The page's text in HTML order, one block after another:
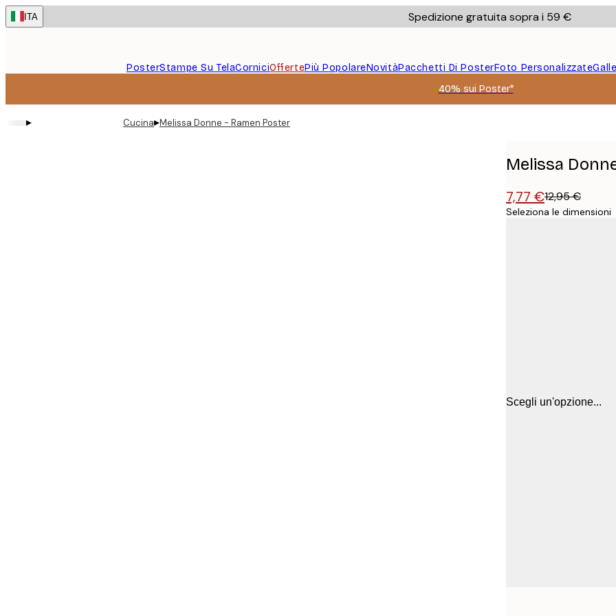
Skip
to
ITA Spedizione gratuita sopra i 59 €
PosterStampe Su TelaCorniciOffertePiù PopolareNovitàPacchetti Di PosterFoto Personalizzate
40% sui Poster*
▸ Cucina▸Melissa Donne - Ramen Poster
Melissa
7,77 €12,95 €
Seleziona le dimensioni
Scegli un'opzione...